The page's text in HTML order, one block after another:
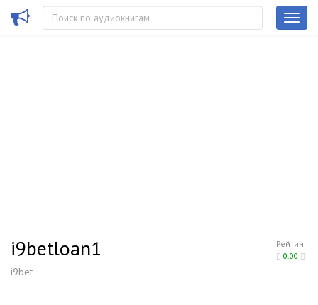
Рейтинг
0.00
i9betloan1
i9bet